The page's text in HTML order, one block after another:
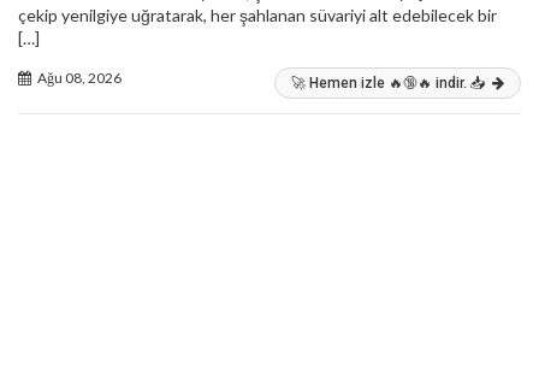
çekip yenilgiye uğratarak, her şahlanan süvariyi alt edebilecek bir
[…]
Ağu 08, 2026 🚀 Hemen izle 🔥🔞🔥 indir. 📥